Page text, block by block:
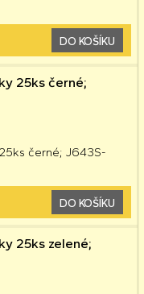
DO KOŠÍKU
25ks černé;
černé; J643S-
DO KOŠÍKU
25ks zelené;